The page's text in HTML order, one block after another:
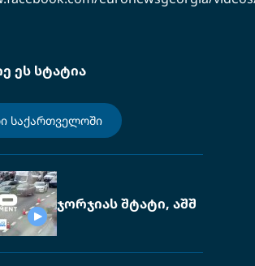
ᲔᲡ ᲡᲢᲐᲢᲘᲐ
საქართველოში
ჯორჯიას შტატი, აშშ